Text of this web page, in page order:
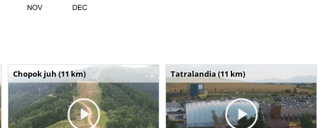
Chopok juh (11 km) Tatralandia (11 km)